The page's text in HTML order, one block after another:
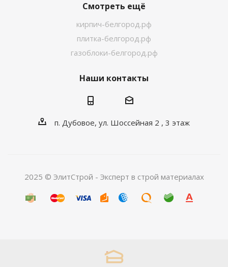
Смотреть ещё
кирпич-белгород.рф
плитка-белгород.рф
газоблоки-белгород.рф
Наши контакты
п. Дубовое, ул. Шоссейная 2 , 3 этаж
2025 © ЭлитСтрой - Эксперт в строй материалах